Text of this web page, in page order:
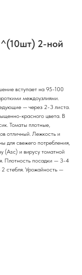
2-ной
вступает на 95-100
междоузлиями.
— через 2-3 листа.
красного цвета. В
Томаты плотные,
отличный. Лежкость и
для свежего потребления,
(Asc) и вирусу томатной
Плотность посадки — 3-4
стебля. Урожайность —